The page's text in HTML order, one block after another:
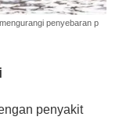
penyebaran p
penyakit